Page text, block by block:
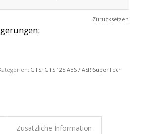
Zurücksetzen
GTS, GTS 125 ABS / ASR SuperTech
Zusätzliche Information